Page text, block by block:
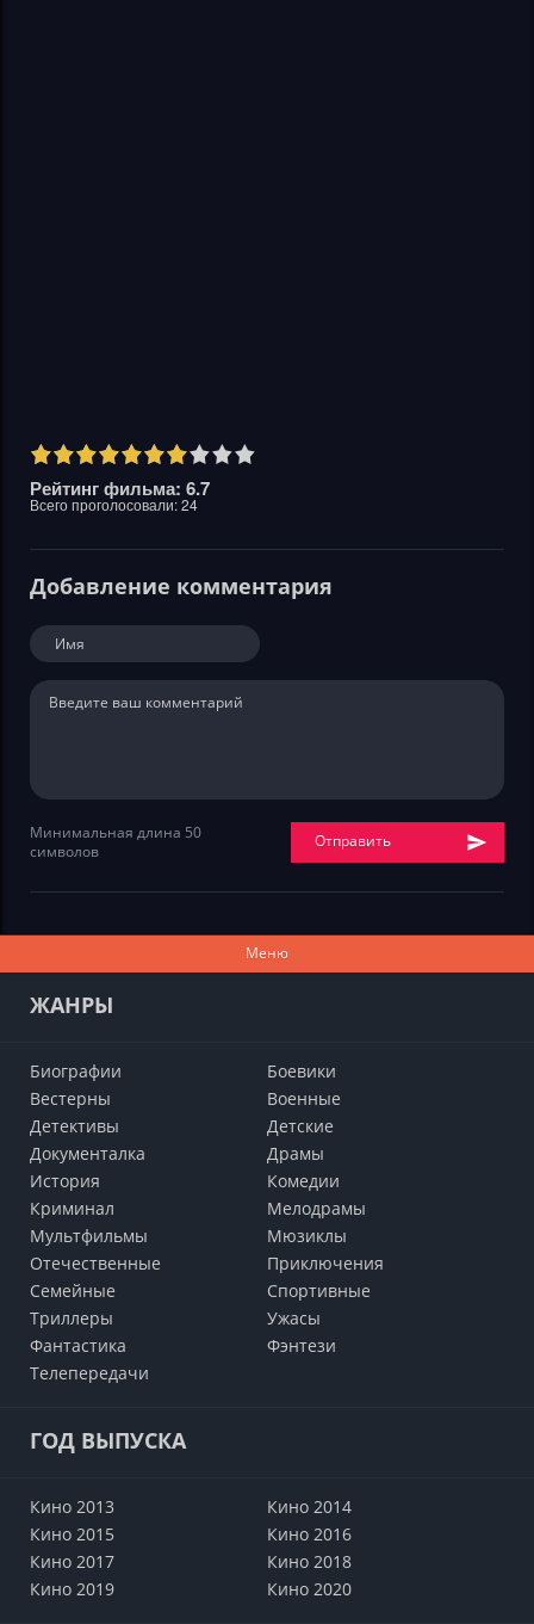
Рейтинг фильма: 6.7
Всего проголосовали:24
Добавление комментария
Минимальная длина 50
символов
Отправить
Меню
ЖАНРЫ
Биографии
Боевики
Вестерны
Военные
Детективы
Детские
Документалка
Драмы
История
Комедии
Криминал
Мелодрамы
Мультфильмы
Мюзиклы
Отечественные
Приключения
Семейные
Cпортивные
Триллеры
Ужасы
Фантастика
Фэнтези
Телепередачи
ГОД ВЫПУСКА
Кино 2013
Кино 2014
Кино 2015
Кино 2016
Кино 2017
Кино 2018
Кино 2019
Кино 2020